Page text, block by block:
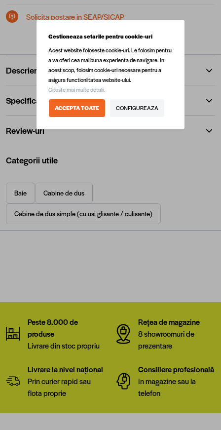
Solicita postare in SEAP/SICAP
Descriere
Specificatii
Review-uri
Categorii utile
Baie Cabine de dus
Cabine de dus simple (cu usi glisante / culisante)
Peste 8.000 de
produse
Livrare din stoc propriu
Rețea de magazine
8 showroomuri de
prezentare
Livrare la nivel național
Prin curier rapid sau
flota proprie
Consiliere profesională
In magazine sau la
telefon
Gestioneaza setarile pentru cookie-uri
Acest website foloseste cookie-uri. Le folosim pentru
a va oferi cea mai buna experienta de navigare. In
acest scop, folosim cookie-uri necesare pentru a
asigura functionlitatea website-ului.
Citeste mai multe detalii.
ACCEPTA TOATE CONFIGUREAZA